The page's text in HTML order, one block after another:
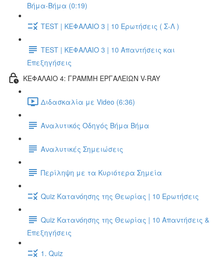
Βήμα-Βήμα (0:19)
TEST | ΚΕΦΑΛΑΙΟ 3 | 10 Ερωτήσεις ( Σ-Λ )
TEST | ΚΕΦΑΛΑΙΟ 3 | 10 Απαντήσεις και
Επεξηγήσεις
ΚΕΦΑΛΑΙΟ 4: ΓΡΑΜΜΗ ΕΡΓΑΛΕΙΩΝ V-RAY
Διδασκαλία με Video (6:36)
Αναλυτικός Οδηγός Βήμα Βήμα
Αναλυτικές Σημειώσεις
Περίληψη με τα Κυριότερα Σημεία
Quiz Κατανόησης της Θεωρίας | 10 Ερωτήσεις
Quiz Κατανόησης της Θεωρίας | 10 Απαντήσεις &
Επεξηγήσεις
1. Quiz